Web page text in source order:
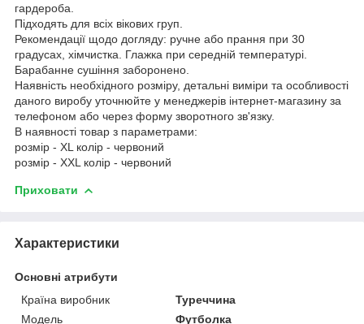
гардероба.
Підходять для всіх вікових груп.
Рекомендації щодо догляду: ручне або прання при 30
градусах, хімчистка. Глажка при середній температурі.
Барабанне сушіння заборонено.
Наявність необхідного розміру, детальні виміри та особливості
даного виробу уточнюйте у менеджерів інтернет-магазину за
телефоном або через форму зворотного зв'язку.
В наявності товар з параметрами:
розмір - XL колір - червоний
розмір - XXL колір - червоний
Приховати
Характеристики
Основні атрибути
Країна виробник
Туреччина
Модель
Футболка